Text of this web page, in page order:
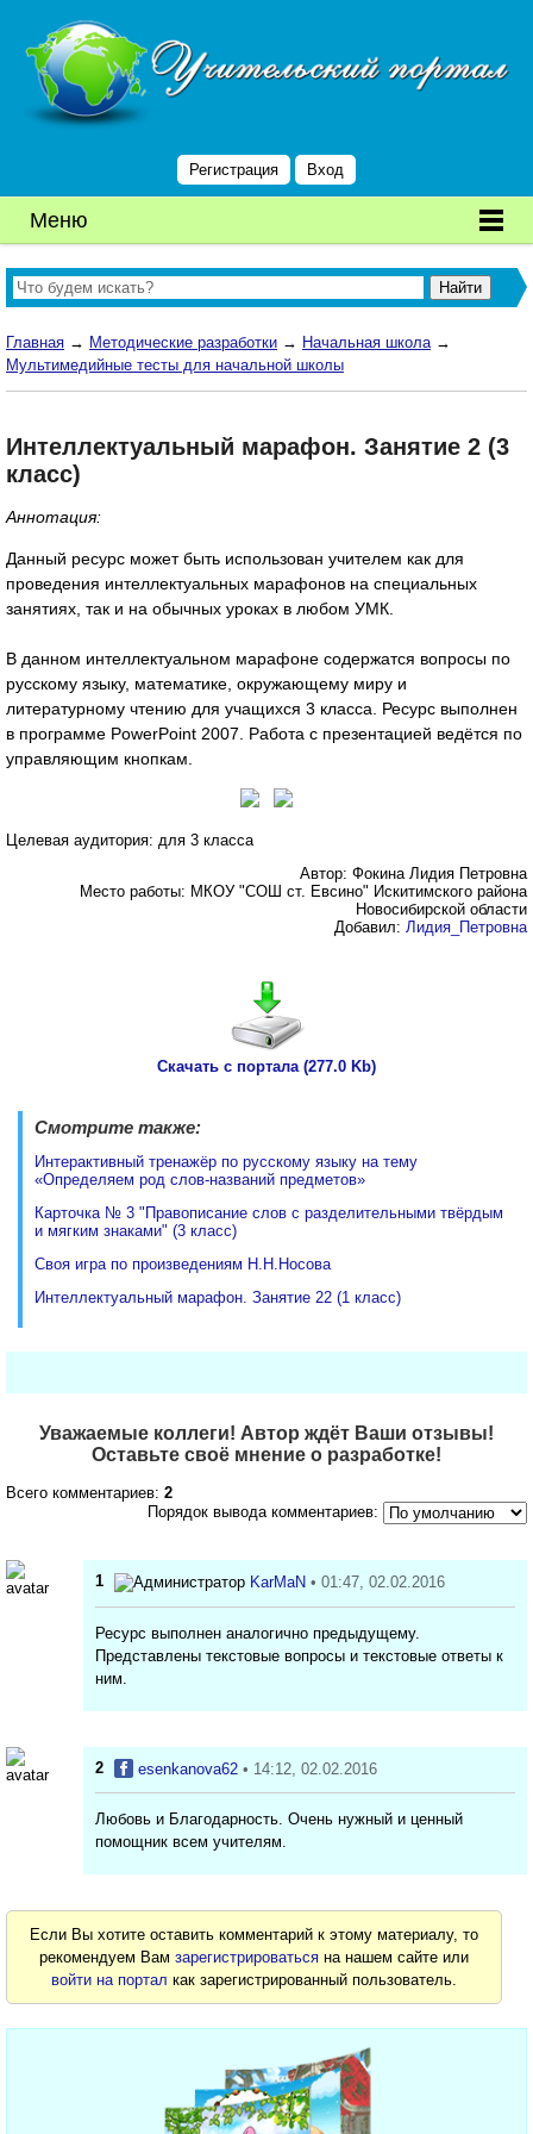
Регистрация Вход
Меню
Главная → Методические разработки → Начальная школа→
Мультимедийные тесты для начальной школы
Интеллектуальный марафон. Занятие 2 (3
класс)
Аннотация:
Данный ресурс может быть использован учителем как для
проведения интеллектуальных марафонов на специальных
занятиях, так и на обычных уроках в любом УМК.
В данном интеллектуальном марафоне содержатся вопросы по
русскому языку, математике, окружающему миру и
литературному чтению для учащихся 3 класса. Ресурс выполнен
в программе PowerPoint 2007. Работа с презентацией ведётся по
управляющим кнопкам.
Целевая аудитория: для 3 класса
Автор: Фокина Лидия Петровна
Место работы: МКОУ "СОШ ст. Евсино" Искитимского района
Новосибирской области
Добавил: Лидия_Петровна
Скачать с портала (277.0 Kb)
Смотрите также:
Интерактивный тренажёр по русскому языку на тему
«Определяем род слов-названий предметов»
Карточка № 3 "Правописание слов с разделительными твёрдым
и мягким знаками" (3 класс)
Своя игра по произведениям Н.Н.Носова
Интеллектуальный марафон. Занятие 22 (1 класс)
Уважаемые коллеги! Автор ждёт Ваши отзывы!
Оставьте своё мнение о разработке!
Всего комментариев: 2
Порядок вывода комментариев:
1 KarMaN • 01:47, 02.02.2016
Ресурс выполнен аналогично предыдущему.
Представлены текстовые вопросы и текстовые ответы к
ним.
2 esenkanova62 • 14:12, 02.02.2016
Любовь и Благодарность. Очень нужный и ценный
помощник всем учителям.
Если Вы хотите оставить комментарий к этому материалу, то
рекомендуем Вамзарегистрироваться на нашем сайте или
войти на портал как зарегистрированный пользователь.